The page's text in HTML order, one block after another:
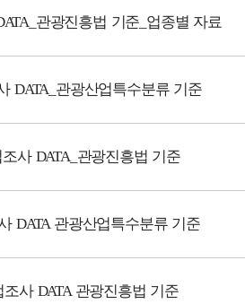
관광진흥법 기준_업종별 자료
DATA_관광산업특수분류 기준
사 DATA_관광진흥법 기준
DATA 관광산업특수분류 기준
사 DATA 관광진흥법 기준